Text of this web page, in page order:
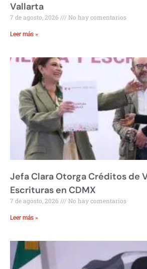
Vallarta
7 de agosto, 2026 No hay comentarios
Leer más »
Jefa Clara Otorga Créditos de
Escrituras en CDMX
7 de agosto, 2026 No hay comentarios
Leer más »